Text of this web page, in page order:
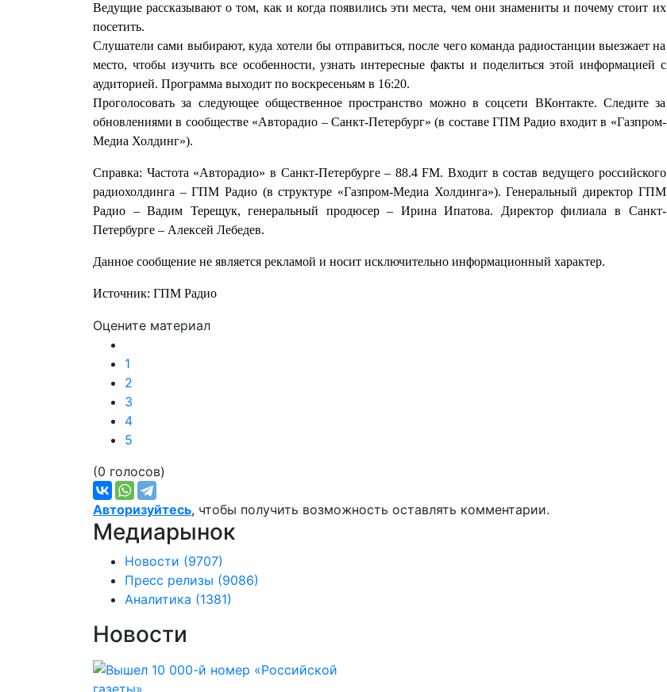
Ведущие рассказывают о том, как и когда появились эти места, чем они знамениты и почему стоит их
посетить.
Слушатели сами выбирают, куда хотели бы отправиться, после чего команда радиостанции выезжает на
место, чтобы изучить все особенности, узнать интересные факты и поделиться этой информацией с
аудиторией. Программа выходит по воскресеньям в 16:20.
Проголосовать за следующее общественное пространство можно в соцсети ВКонтакте. Следите за
обновлениями в сообществе «Авторадио – Санкт-Петербург» (в составе ГПМ Радио входит в «Газпром-
Медиа Холдинг»).
Справка: Частота «Авторадио» в Санкт-Петербурге – 88.4 FM. Входит в состав ведущего российского
радиохолдинга – ГПМ Радио (в структуре «Газпром-Медиа Холдинга»). Генеральный директор ГПМ
Радио – Вадим Терещук, генеральный продюсер – Ирина Ипатова. Директор филиала в Санкт-
Петербурге – Алексей Лебедев.
Данное сообщение не является рекламой и носит исключительно информационный характер.
Источник: ГПМ Радио
Оцените материал
1
2
3
4
5
(0 голосов)
Авторизуйтесь, чтобы получить возможность оставлять комментарии.
Медиарынок
Новости (9707)
Пресс релизы (9086)
Аналитика (1381)
Новости